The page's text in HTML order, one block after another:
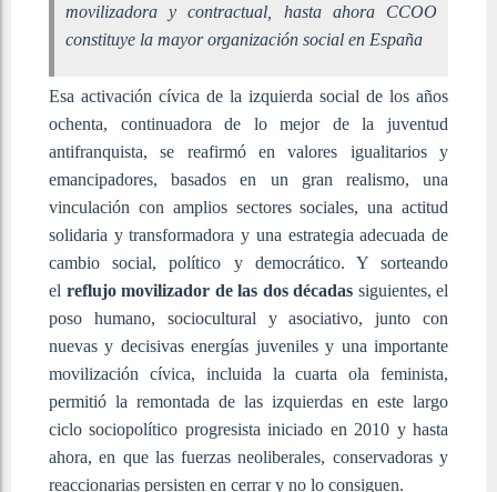
movilizadora y contractual, hasta ahora CCOO
constituye la mayor organización social en España
Esa activación cívica de la izquierda social de los años
ochenta, continuadora de lo mejor de la juventud
antifranquista, se reafirmó en valores igualitarios y
emancipadores, basados en un gran realismo, una
vinculación con amplios sectores sociales, una actitud
solidaria y transformadora y una estrategia adecuada de
cambio social, político y democrático. Y sorteando
el reflujo movilizador de las dos décadas siguientes, el
poso humano, sociocultural y asociativo, junto con
nuevas y decisivas energías juveniles y una importante
movilización cívica, incluida la cuarta ola feminista,
permitió la remontada de las izquierdas en este largo
ciclo sociopolítico progresista iniciado en 2010 y hasta
ahora, en que las fuerzas neoliberales, conservadoras y
reaccionarias persisten en cerrar y no lo consiguen.